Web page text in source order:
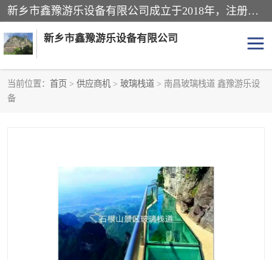
新乡市鑫豫游乐设备有限公司成立于2018年，注册地位于河南省。经营范围包括游乐设备、滑索、滑道、空中自行车、吊桥、拓展器材、攀岩器材、趣桥、悬崖秋千、网红桥、儿童乐园设备、水上乐园设备、丛林穿越设备、音乐呐喊设备、轨道滑车、栈道、玻璃滑道、观景平台、景观包装的设计、制造、销售、安装、维修，景区策划服务。
新乡市鑫豫游乐设备有限公司
当前位置： 首页 > 供应商机 > 玻璃栈道 > 南昌玻璃栈道 鑫豫游乐设
备
水上乐园设备
攀岩器材
空中自行车
玻璃滑道